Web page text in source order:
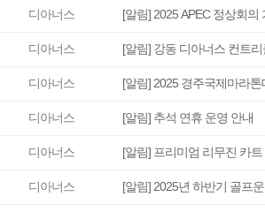
디아너스 [알림] 2025 APEC 정상회의
디아너스 [알림] 강동 디아너스 컨트
디아너스 [알림] 2025 경주국제마라
디아너스 [알림] 추석 연휴 운영 안내
디아너스 [알림] 프리미엄 리무진 카
디아너스 [알림] 2025년 하반기 골프